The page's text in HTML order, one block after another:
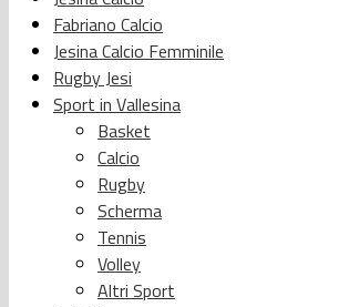
Fabriano Calcio
Jesina Calcio Femminile
Rugby Jesi
Sport in Vallesina
Basket
Calcio
Rugby
Scherma
Tennis
Volley
Altri Sport